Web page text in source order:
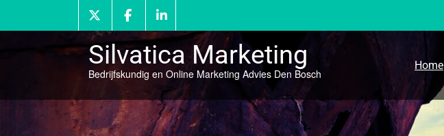
inhoud
Silvatica Marketing
Bedrijfskundig en Online Marketing Advies Den Bosch
Home